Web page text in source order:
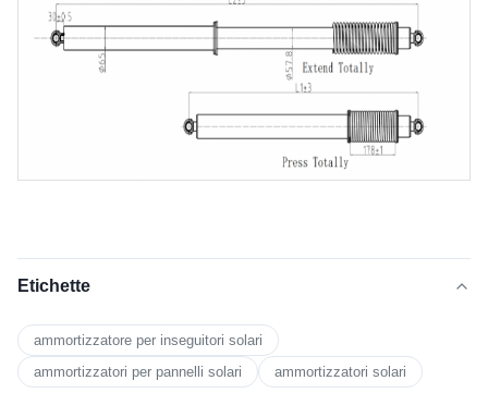
Etichette
ammortizzatore per inseguitori solari
ammortizzatori per pannelli solari
ammortizzatori solari